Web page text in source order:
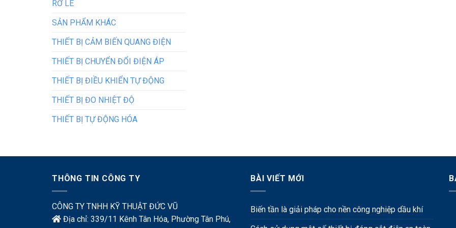
RƠ LE
SẢN PHẨM KHÁC
THIẾT BỊ CẢM BIẾN QUANG ĐIỆN
THIẾT BỊ CHUYỂN ĐỔI ĐIỆN ÁP
THIẾT BỊ ĐIỀU KHIỂN TỰ ĐỘNG
THIẾT BỊ ĐO NHIỆT ĐỘ
THIẾT BỊ TỰ ĐỘNG HÓA
THÔNG TIN CÔNG TY
CÔNG TY TNHH KỸ THUẬT ĐỨC VŨ
Địa chỉ: 339/11 Kênh Tân Hóa, Phường Tân Phú,
BÀI VIẾT MỚI
Biến tần là giải pháp cho nền công nghiệp dầu khí